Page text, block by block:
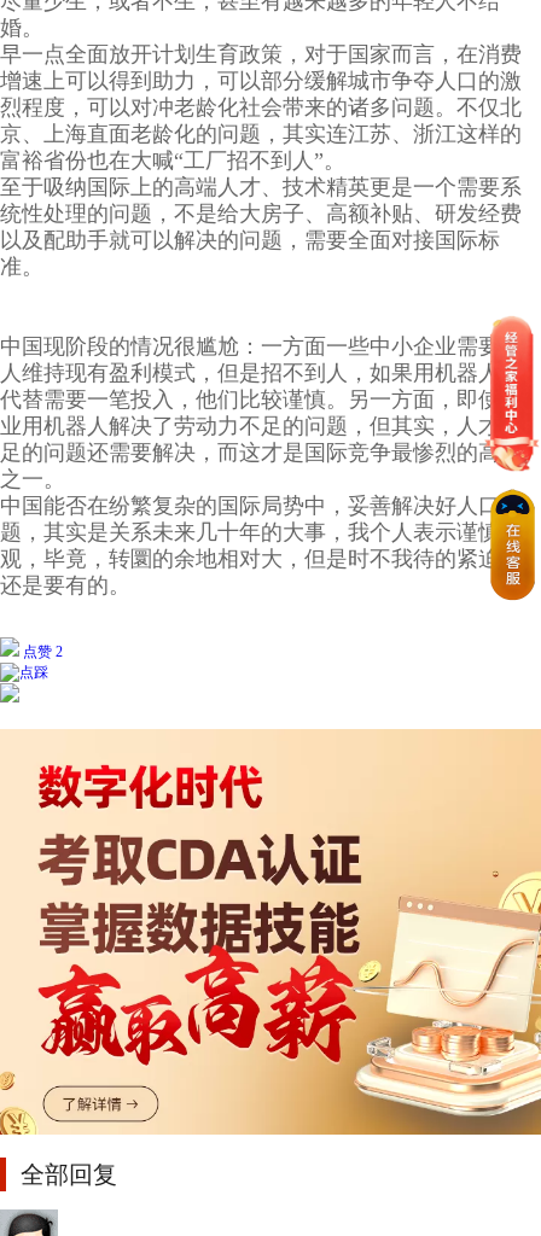
婚。
早一点全面放开计划生育政策，对于国家而言，在消费
增速上可以得到助力，可以部分缓解城市争夺人口的激
烈程度，可以对冲老龄化社会带来的诸多问题。不仅北
京、上海直面老龄化的问题，其实连江苏、浙江这样的
富裕省份也在大喊“工厂招不到人”。
至于吸纳国际上的高端人才、技术精英更是一个需要系
统性处理的问题，不是给大房子、高额补贴、研发经费
以及配助手就可以解决的问题，需要全面对接国际标
准。
中国现阶段的情况很尴尬：一方面一些中小企业需要工
人维持现有盈利模式，但是招不到人，如果用机器人来
代替需要一笔投入，他们比较谨慎。另一方面，即使企
业用机器人解决了劳动力不足的问题，但其实，人才不
足的问题还需要解决，而这才是国际竞争最惨烈的高地
之一。
中国能否在纷繁复杂的国际局势中，妥善解决好人口问
题，其实是关系未来几十年的大事，我个人表示谨慎乐
观，毕竟，转圜的余地相对大，但是时不我待的紧迫感
还是要有的。
点赞 2
全部回复